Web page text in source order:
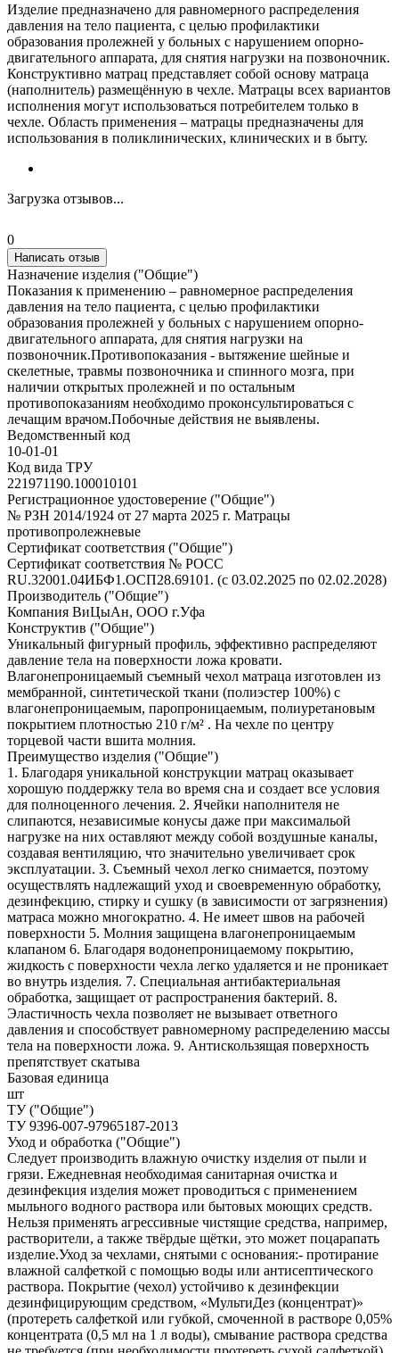
Изделие предназначено для равномерного распределения
давления на тело пациента, с целью профилактики
образования пролежней у больных с нарушением опорно-
двигательного аппарата, для снятия нагрузки на позвоночник.
Конструктивно матрац представляет собой основу матраца
(наполнитель) размещённую в чехле. Матрацы всех вариантов
исполнения могут использоваться потребителем только в
чехле. Область применения – матрацы предназначены для
использования в поликлинических, клинических и в быту.
Загрузка отзывов...
0
Написать отзыв
Назначение изделия ("Общие")
Показания к применению – равномерное распределения
давления на тело пациента, с целью профилактики
образования пролежней у больных с нарушением опорно-
двигательного аппарата, для снятия нагрузки на
позвоночник.Противопоказания - вытяжение шейные и
скелетные, травмы позвоночника и спинного мозга, при
наличии открытых пролежней и по остальным
противопоказаниям необходимо проконсультироваться с
лечащим врачом.Побочные действия не выявлены.
Ведомственный код
10-01-01
Код вида ТРУ
221971190.100010101
Регистрационное удостоверение ("Общие")
№ РЗН 2014/1924 от 27 марта 2025 г. Матрацы
противопролежневые
Сертификат соответствия ("Общие")
Сертификат соответствия № РОСС
RU.32001.04ИБФ1.ОСП28.69101. (с 03.02.2025 по 02.02.2028)
Производитель ("Общие")
Компания ВиЦыАн, ООО г.Уфа
Конструктив ("Общие")
Уникальный фигурный профиль, эффективно распределяют
давление тела на поверхности ложа кровати.
Влагонепроницаемый съемный чехол матраца изготовлен из
мембранной, синтетической ткани (полиэстер 100%) с
влагонепроницаемым, паропроницаемым, полиуретановым
покрытием плотностью 210 г/м² . На чехле по центру
торцевой части вшита молния.
Преимущество изделия ("Общие")
1. Благодаря уникальной конструкции матрац оказывает
хорошую поддержку тела во время сна и создает все условия
для полноценного лечения. 2. Ячейки наполнителя не
слипаются, независимые конусы даже при максимальой
нагрузке на них оставляют между собой воздушные каналы,
создавая вентиляцию, что значительно увеличивает срок
эксплуатации. 3. Съемный чехол легко снимается, поэтому
осуществлять надлежащий уход и своевременную обработку,
дезинфекцию, стирку и сушку (в зависимости от загрязнения)
матраса можно многократно. 4. Не имеет швов на рабочей
поверхности 5. Молния защищена влагонепроницаемым
клапаном 6. Благодаря водонепроницаемому покрытию,
жидкость с поверхности чехла легко удаляется и не проникает
во внутрь изделия. 7. Специальная антибактериальная
обработка, защищает от распространения бактерий. 8.
Эластичность чехла позволяет не вызывает ответного
давления и способствует равномерному распределению массы
тела на поверхности ложа. 9. Антискользящая поверхность
препятствует скатыва
Базовая единица
шт
ТУ ("Общие")
ТУ 9396-007-97965187-2013
Уход и обработка ("Общие")
Следует производить влажную очистку изделия от пыли и
грязи. Ежедневная необходимая санитарная очистка и
дезинфекция изделия может проводиться с применением
мыльного водного раствора или бытовых моющих средств.
Нельзя применять агрессивные чистящие средства, например,
растворители, а также твёрдые щётки, это может поцарапать
изделие.Уход за чехлами, снятыми с основания:- протирание
влажной салфеткой с помощью воды или антисептического
раствора. Покрытие (чехол) устойчиво к дезинфекции
дезинфицирующим средством, «МультиДез (концентрат)»
(протереть салфеткой или губкой, смоченной в растворе 0,05%
концентрата (0,5 мл на 1 л воды), смывание раствора средства